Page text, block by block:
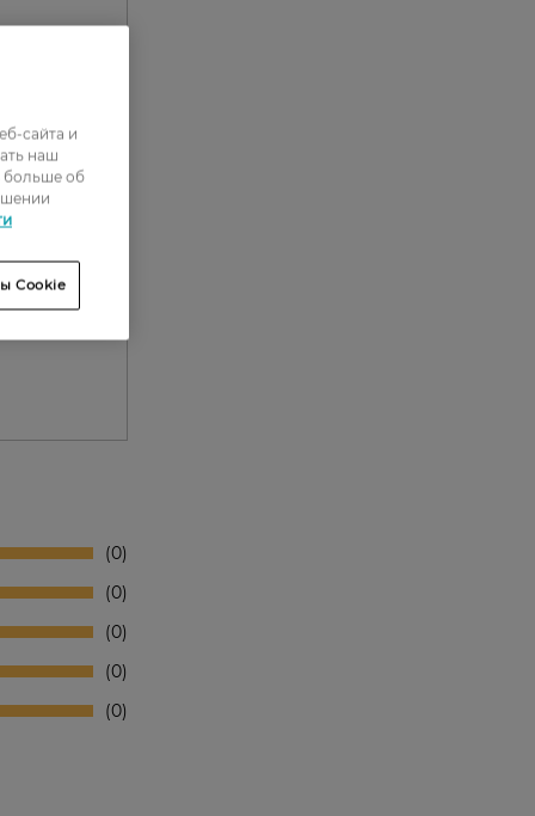
0
0
0
0
0
сайта и
наш
больше об
Cookie